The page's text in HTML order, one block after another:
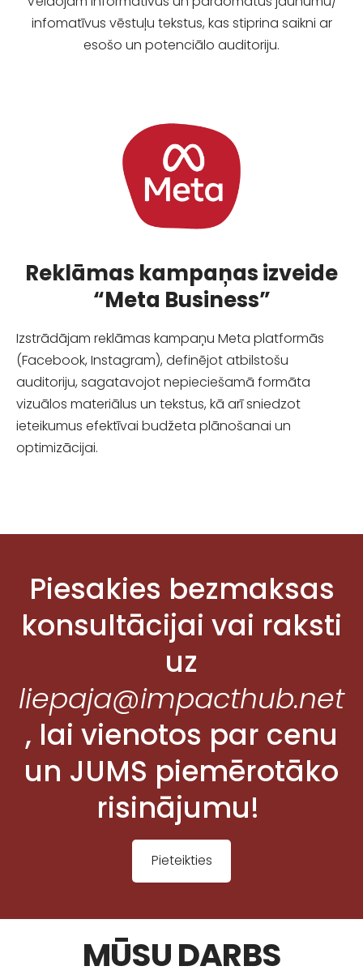
infomatīvus vēstuļu tekstus, kas stiprina saikni ar
esošo un potenciālo auditoriju.
Reklāmas kampaņas izveide
“Meta Business”
Izstrādājam reklāmas kampaņu Meta platformās
(Facebook, Instagram), definējot atbilstošu
auditoriju, sagatavojot nepieciešamā formāta
vizuālos materiālus un tekstus, kā arī sniedzot
ieteikumus efektīvai budžeta plānošanai un
optimizācijai.
Piesakies bezmaksas
konsultācijai vai raksti
uz
liepaja@impacthub.net
, lai vienotos par cenu
un JUMS piemērotāko
risinājumu!
Pieteikties
MŪSU DARBS